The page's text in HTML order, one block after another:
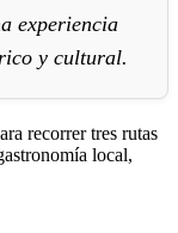
experiencia
y cultural.
recorrer tres rutas
local,